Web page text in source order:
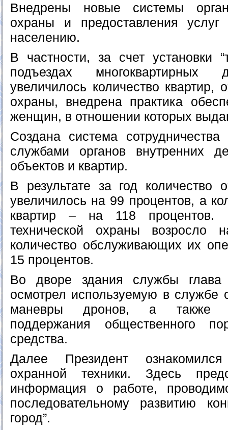
Внедрены новые системы
охраны и предоставления услуг
населению.
В частности, за счет установки
подъездах многоквартирных
увеличилось количество квартир,
охраны, внедрена практика
женщин, в отношении которых
Создана система
службами органов внутренних
объектов и квартир.
В результате за год количество
увеличилось на 99 процентов, а
квартир – на 118 процентов.
технической охраны возросло
количество обслуживающих их
15 процентов.
Во дворе здания службы глава
осмотрел используемую в службе
маневры дронов, а также
поддержания общественного
средства.
Далее Президент
охранной техники. Здесь
информация о работе,
последовательному развитию
город”.